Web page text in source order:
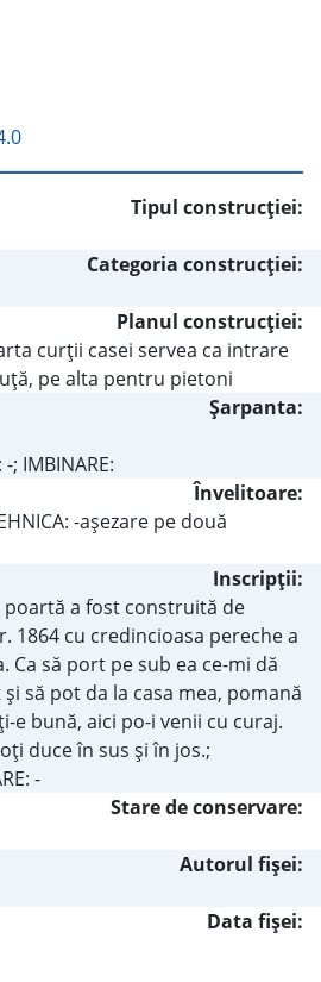
Tipul construcţiei:
Categoria construcţiei:
Planul construcţiei:
curţii casei servea ca intrare
pe alta pentru pietoni
Şarpanta:
-; IMBINARE:
Învelitoare:
-aşezare pe două
Inscripţii:
poartă a fost construită de
1864 cu credincioasa pereche a
Ca să port pe sub ea ce-mi dă
să pot da la casa mea, pomană
e bună, aici po-i venii cu curaj.
duce în sus şi în jos.;
-
Stare de conservare:
Autorul fişei:
Data fișei: